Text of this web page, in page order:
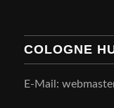
COLOGNE
E-Mail: